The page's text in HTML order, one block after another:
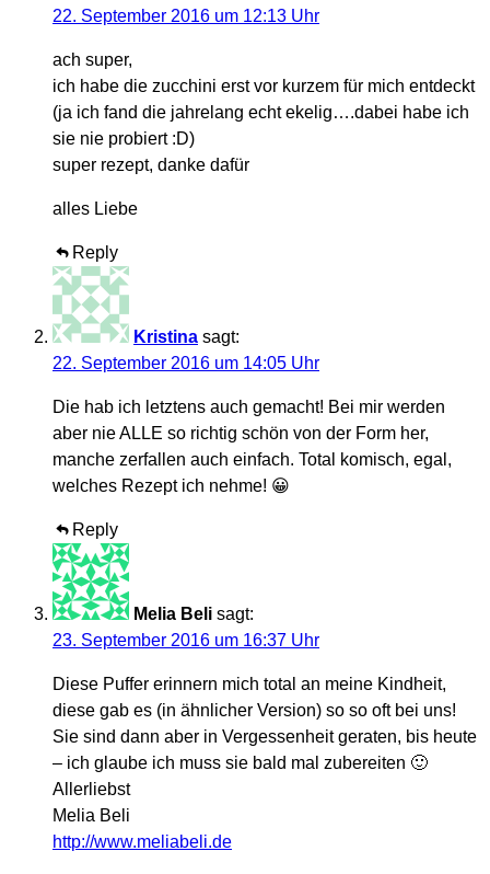
22. September 2016 um 12:13 Uhr
ach super,
ich habe die zucchini erst vor kurzem für mich entdeckt
(ja ich fand die jahrelang echt ekelig….dabei habe ich
sie nie probiert :D)
super rezept, danke dafür
alles Liebe
Reply
Kristina sagt:
22. September 2016 um 14:05 Uhr
Die hab ich letztens auch gemacht! Bei mir werden
aber nie ALLE so richtig schön von der Form her,
manche zerfallen auch einfach. Total komisch, egal,
welches Rezept ich nehme! 😀
Reply
Melia Beli sagt:
23. September 2016 um 16:37 Uhr
Diese Puffer erinnern mich total an meine Kindheit,
diese gab es (in ähnlicher Version) so so oft bei uns!
Sie sind dann aber in Vergessenheit geraten, bis heute
– ich glaube ich muss sie bald mal zubereiten 🙂
Allerliebst
Melia Beli
http://www.meliabeli.de